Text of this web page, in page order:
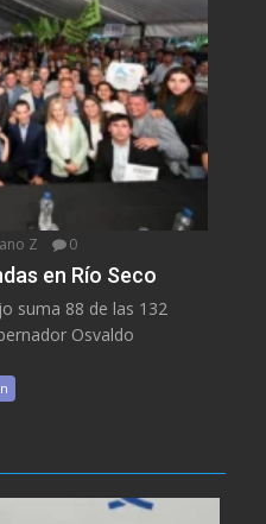
Z 0
en Río Seco
suma 88 de las 132
Osvaldo